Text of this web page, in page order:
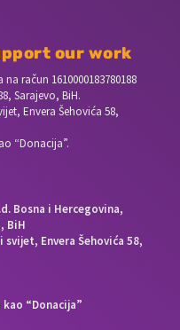
our work
na račun 1610000183780188
Sarajevo, BiH.
Envera Šehovića 58,
“Donacija”.
Bosna i Hercegovina,
BiH
Envera Šehovića 58,
“Donacija”